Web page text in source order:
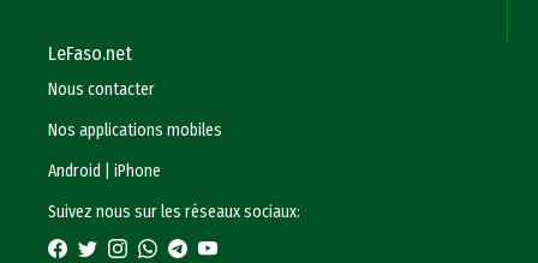
LeFaso.net
Nous contacter
Nos applications mobiles
Android
|iPhone
Suivez nous sur les réseaux sociaux: